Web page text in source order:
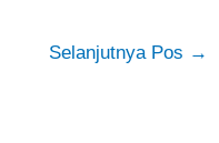
Selanjutnya Pos →